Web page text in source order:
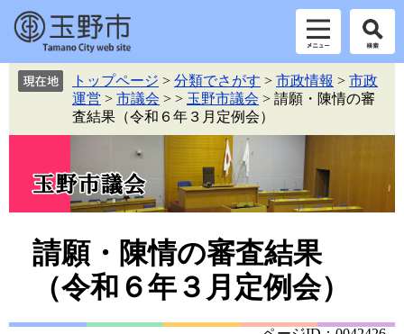
トップページ > 分類でさがす > 市政情報 > 市政
運営 > 市議会 > > 玉野市議会 > 請願・陳情の審
査結果（令和６年３月定例会）
請願・陳情の審査結果
（令和６年３月定例会）